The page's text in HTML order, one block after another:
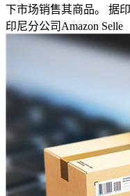
下市场销售其商品。 据
印尼分公司Amazon Selle